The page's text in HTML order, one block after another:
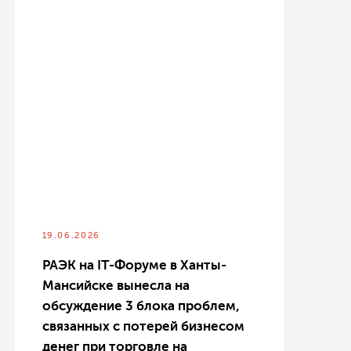
19.06.2026
РАЭК на IT-Форуме в Ханты-
Мансийске вынесла на
обсуждение 3 блока проблем,
связанных с потерей бизнесом
денег при торговле на